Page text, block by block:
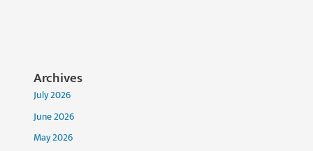
Archives
July 2026
June 2026
May 2026